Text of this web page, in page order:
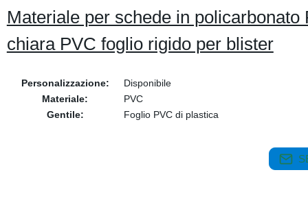
Materiale per schede in
chiara PVC foglio rigido per blister
Personalizzazione:
Disponibile
Materiale:
PVC
Gentile:
Foglio PVC di plastica